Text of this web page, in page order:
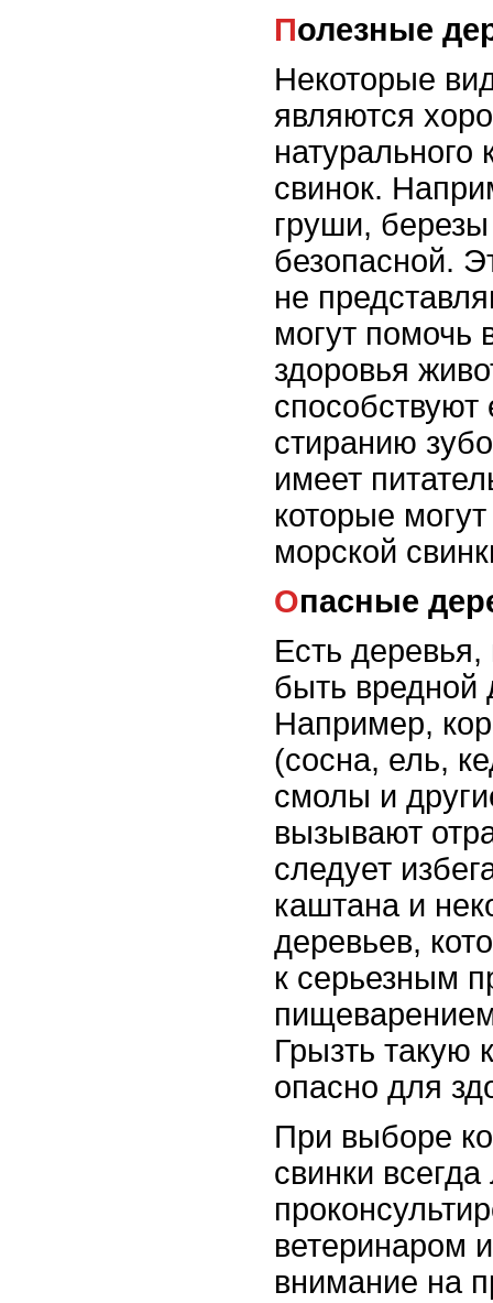
Полезные
Некоторые
являются
свинок.
груши,
безопасной.
не
могут помочь
здоровья
способствуют
стиранию
имеет
которые
морской
Опасные
Есть
быть вредной
Например,
(сосна, ель,
смолы и
вызывают
следует
каштана и
деревьев,
к серьезным
Грызть такую
опасно для
При выборе
свинки
ветеринаром
внимание на